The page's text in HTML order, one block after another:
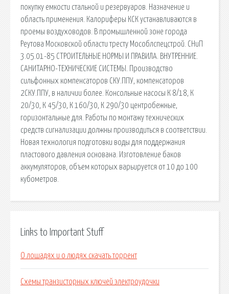
покупку емкости стальной и резервуаров. Назначение и
область применения. Калориферы КСК устанавливаются в
проемы воздуховодов. В промышленной зоне города
Реутова Московской области тресту Мособлспецстрой. СНиП
3.05.01-85 СТРОИТЕЛЬНЫЕ НОРМЫ И ПРАВИЛА. ВНУТРЕННИЕ.
САНИТАРНО-ТЕХНИЧЕСКИЕ СИСТЕМЫ. Производство
сильфонных компенсаторов СКУ.ППУ, компенсаторов
2СКУ.ППУ, в наличии более. Консольные насосы К 8/18, К
20/30, К 45/30, К 160/30, К 290/30 центробежные,
горизонтальные для. Работы по монтажу технических
средств сигнализации должны производиться в соответствии.
Новая технология подготовки воды для поддержания
пластового давления основана. Изготовление баков
аккумуляторов, объем которых варьируется от 10 до 100
кубометров.
Links to Important Stuff
О лошадях и о людях скачать торрент
Схемы транзисторных ключей электроудочки